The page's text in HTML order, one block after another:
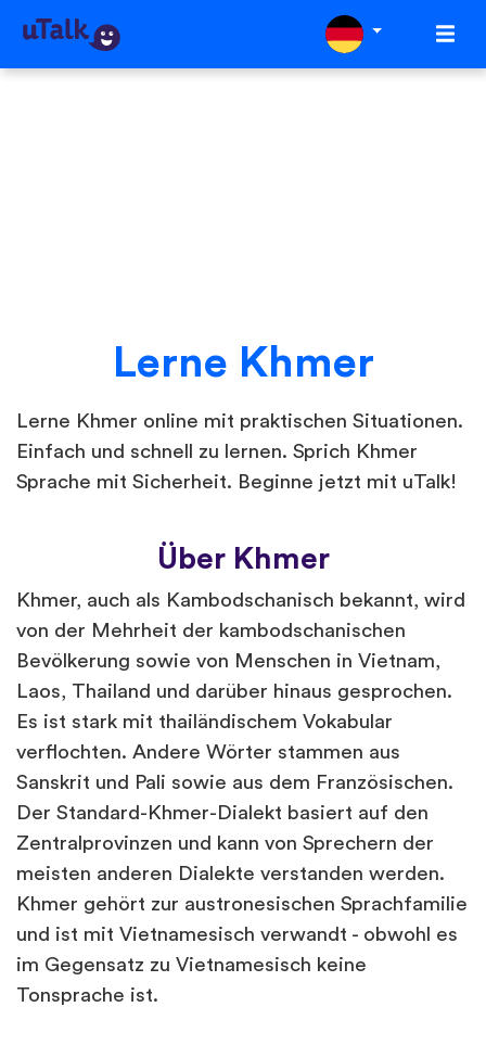
Lerne Khmer
Lerne Khmer online mit praktischen Situationen.
Einfach und schnell zu lernen. Sprich Khmer
Sprache mit Sicherheit. Beginne jetzt mit uTalk!
Über Khmer
Khmer, auch als Kambodschanisch bekannt, wird
von der Mehrheit der kambodschanischen
Bevölkerung sowie von Menschen in Vietnam,
Laos, Thailand und darüber hinaus gesprochen.
Es ist stark mit thailändischem Vokabular
verflochten. Andere Wörter stammen aus
Sanskrit und Pali sowie aus dem Französischen.
Der Standard-Khmer-Dialekt basiert auf den
Zentralprovinzen und kann von Sprechern der
meisten anderen Dialekte verstanden werden.
Khmer gehört zur austronesischen Sprachfamilie
und ist mit Vietnamesisch verwandt - obwohl es
im Gegensatz zu Vietnamesisch keine
Tonsprache ist.